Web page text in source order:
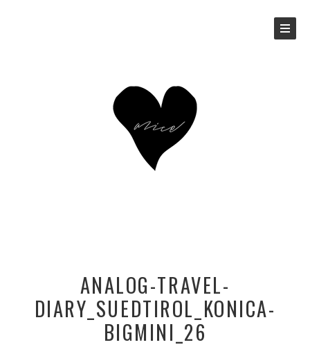
ANALOG-TRAVEL-
DIARY_SUEDTIROL_KONICA-
BIGMINI_26